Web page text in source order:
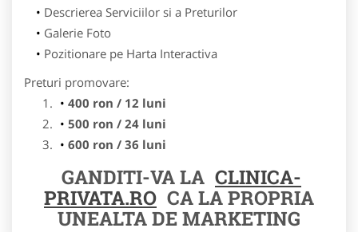
Descrierea Serviciilor si a Preturilor
Galerie Foto
Pozitionare pe Harta Interactiva
Preturi promovare:
400 ron / 12 luni
500 ron / 24 luni
600 ron / 36 luni
GANDITI-VA LA CLINICA-
PRIVATA.RO CA LA PROPRIA
UNEALTA DE MARKETING